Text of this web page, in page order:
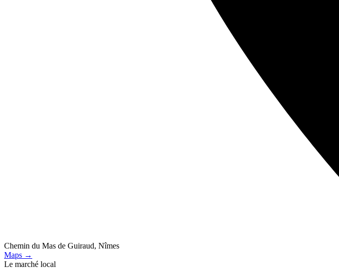
Chemin du Mas de Guiraud, Nîmes
Maps →
Le marché local